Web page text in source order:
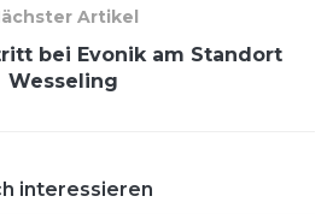
Artikel
bei Evonik am Standort
Wesseling
interessieren